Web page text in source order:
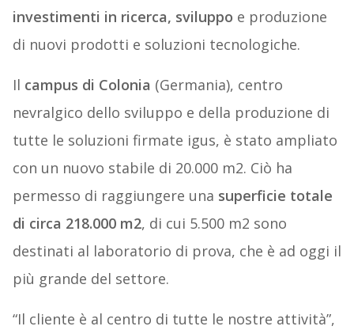
investimenti in ricerca, sviluppo e produzione
di nuovi prodotti e soluzioni tecnologiche.
Il campus di Colonia (Germania), centro
nevralgico dello sviluppo e della produzione di
tutte le soluzioni firmate igus, è stato ampliato
con un nuovo stabile di 20.000 m2. Ciò ha
permesso di raggiungere una superficie totale
di circa 218.000 m2, di cui 5.500 m2 sono
destinati al laboratorio di prova, che è ad oggi il
più grande del settore.
“Il cliente è al centro di tutte le nostre attività”,